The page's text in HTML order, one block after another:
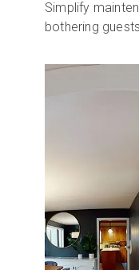
Simplify
bothering